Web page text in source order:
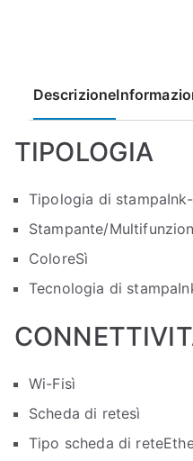
Descrizione
TIPOLOGIA
Tipologia di stampa
Stampante/
ColoreSì
Tecnologia di stampa
Wi-Fisì
Scheda di retesì
Tipo scheda di rete